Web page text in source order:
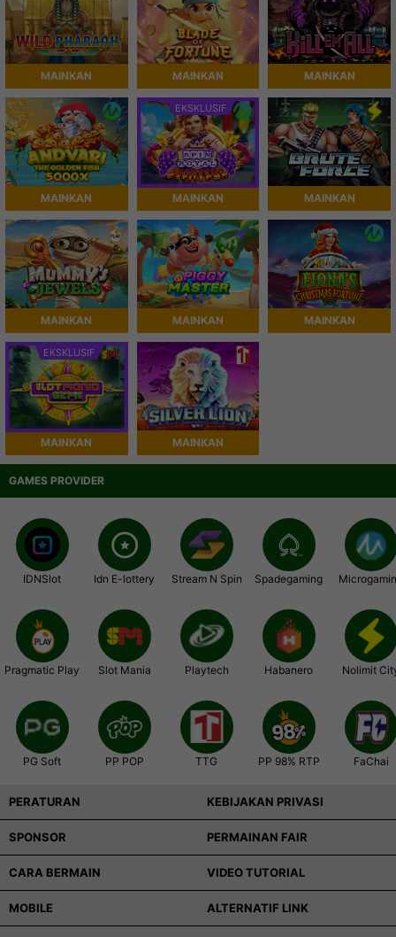
MAINKAN MAINKAN MAINKAN
MAINKAN
EKSKLUSIF
MAINKAN MAINKAN
MAINKAN MAINKAN MAINKAN
EKSKLUSIF
MAINKAN MAINKAN
GAMES PROVIDER
IDNSlot
Pragmatic Play
PG Soft
Idn E-lottery
Slot Mania
PP POP
Stream N Spin
Playtech
TTG
Spadegaming
Habanero
PP 98% RTP
Nolimit
FaChai
PERATURAN KEBIJAKAN PRIVASI
SPONSOR PERMAINAN FAIR
CARA BERMAIN VIDEO TUTORIAL
MOBILE ALTERNATIF LINK